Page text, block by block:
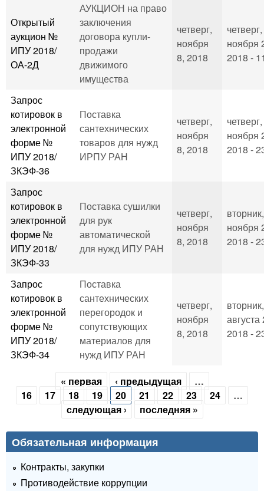
Открытый
аукцион №
ИПУ 2018/
ОА-2Д
АУКЦИОН на право
заключения
договора купли-
продажи
движимого
имущества
четверг,
ноября
8, 2018
четверг,
ноября
2018 -
Запрос
котировок в
электронной
форме №
ИПУ 2018/
ЗКЭФ-36
Поставка
сантехнических
товаров для нужд
ИРПУ РАН
четверг,
ноября
8, 2018
четверг,
ноября
2018 -
Запрос
котировок в
электронной
форме №
ИПУ 2018/
ЗКЭФ-33
Поставка сушилки
для рук
автоматической
для нужд ИПУ РАН
четверг,
ноября
8, 2018
вторник,
ноября
2018 -
Запрос
котировок в
электронной
форме №
ИПУ 2018/
ЗКЭФ-34
Поставка
сантехнических
перегородок и
сопутствующих
материалов для
нужд ИПУ РАН
четверг,
ноября
8, 2018
вторник,
августа
2018 -
Страницы
« первая ‹ предыдущая
…
16
17 18 19 20 21 22 23 24
…
следующая ›
последняя »
Обязательная информация
Контракты, закупки
Противодействие коррупции